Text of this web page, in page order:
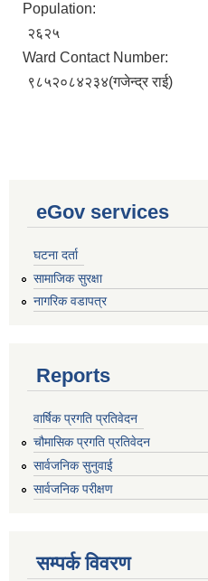
Population:
२६२५
Ward Contact Number:
९८५२०८४२३४(गजेन्द्र राई)
eGov services
घटना दर्ता
सामाजिक सुरक्षा
नागरिक वडापत्र
Reports
वार्षिक प्रगति प्रतिवेदन
चौमासिक प्रगति प्रतिवेदन
सार्वजनिक सुनुवाई
सार्वजनिक परीक्षण
सम्पर्क विवरण